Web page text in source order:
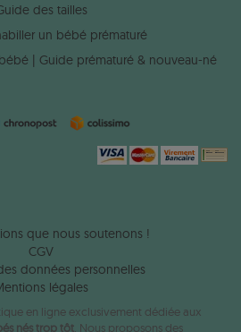
des tailles
un bébé prématuré
| Guide prématuré & nouveau-né
que nous soutenons !
CGV
données personnelles
légales
en ligne exclusivement dédiée aux
nés trop tôt . Nous proposons des